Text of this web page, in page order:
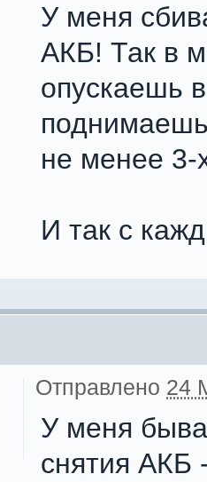
У меня
АКБ! Так в
опускаешь
не менее 3-
И так с
Отправлено 24
У меня
снятия АКБ